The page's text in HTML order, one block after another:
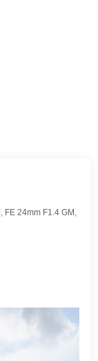
, FE 24mm F1.4 GM ,